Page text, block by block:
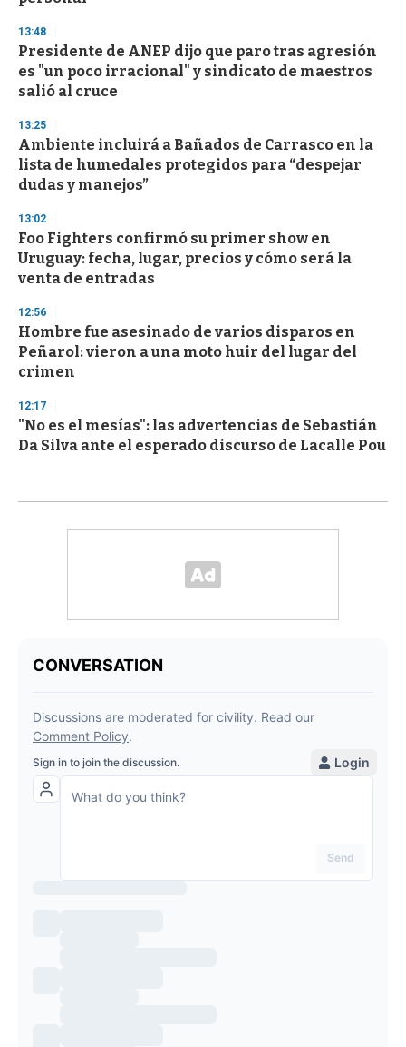
13:48
Presidente de ANEP dijo que paro tras agresión
es "un poco irracional" y sindicato de maestros
salió al cruce
13:25
Ambiente incluirá a Bañados de Carrasco en la
lista de humedales protegidos para “despejar
dudas y manejos”
13:02
Foo Fighters confirmó su primer show en
Uruguay: fecha, lugar, precios y cómo será la
venta de entradas
12:56
Hombre fue asesinado de varios disparos en
Peñarol: vieron a una moto huir del lugar del
crimen
12:17
"No es el mesías": las advertencias de Sebastián
Da Silva ante el esperado discurso de Lacalle Pou